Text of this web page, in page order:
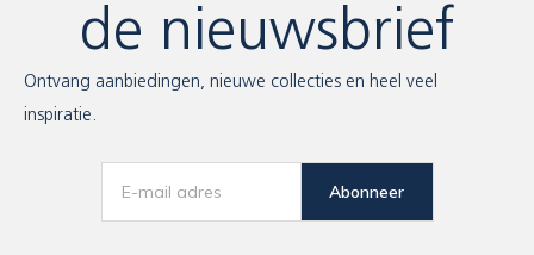
de nieuwsbrief
Ontvang aanbiedingen, nieuwe collecties en heel veel
inspiratie.
Abonneer